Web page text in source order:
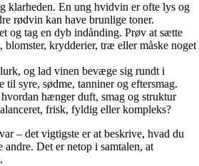
klarheden. En ung hvidvin er ofte lys og
rødvin kan have brunlige toner.
og tag en dyb indånding. Prøv at sætte
blomster, krydderier, træ eller måske noget
og lad vinen bevæge sig rundt i
syre, sødme, tanniner og eftersmag.
hænger duft, smag og struktur
frisk, fyldig eller kompleks?
– det vigtigste er at beskrive, hvad du
andre. Det er netop i samtalen, at